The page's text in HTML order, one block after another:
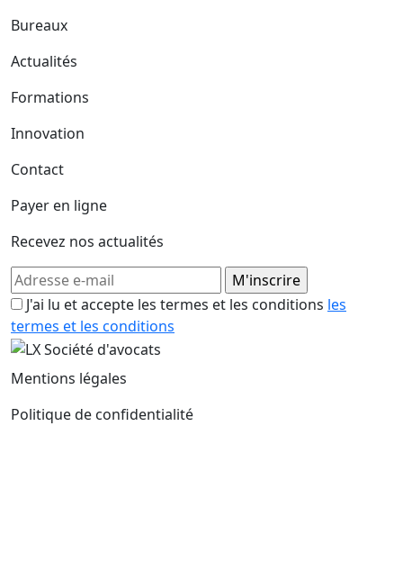
Bureaux
Actualités
Formations
Innovation
Contact
Payer en ligne
Recevez nos actualités
J'ai lu et accepte les termes et les conditions les
termes et les conditions
Mentions légales
Politique de confidentialité